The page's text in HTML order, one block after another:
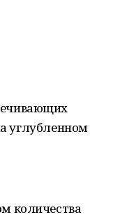
углубленном
количества